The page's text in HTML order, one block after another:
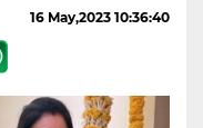
16 May,2023 10:36:40